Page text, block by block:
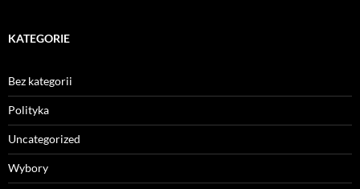
KATEGORIE
Bez kategorii
Polityka
Uncategorized
Wybory